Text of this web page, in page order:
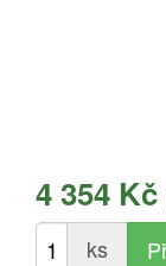
4 354 Kč
ks